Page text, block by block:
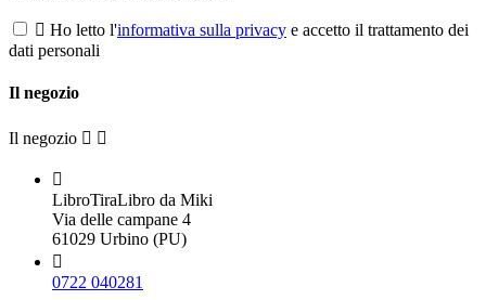
 Ho letto l'informativa sulla privacy e accetto il trattamento dei
dati personali
Il negozio
Il negozio  

LibroTiraLibro da Miki
Via delle campane 4
61029 Urbino (PU)

0722 040281